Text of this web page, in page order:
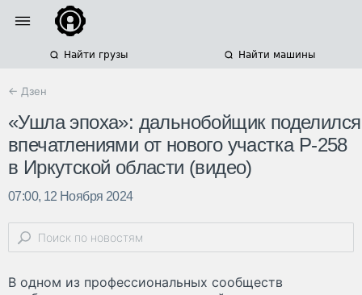
Найти грузы Найти машины
← Дзен
«Ушла эпоха»: дальнобойщик поделился
впечатлениями от нового участка Р-258
в Иркутской области (видео)
07:00, 12 Ноября 2024
В одном из профессиональных сообществ